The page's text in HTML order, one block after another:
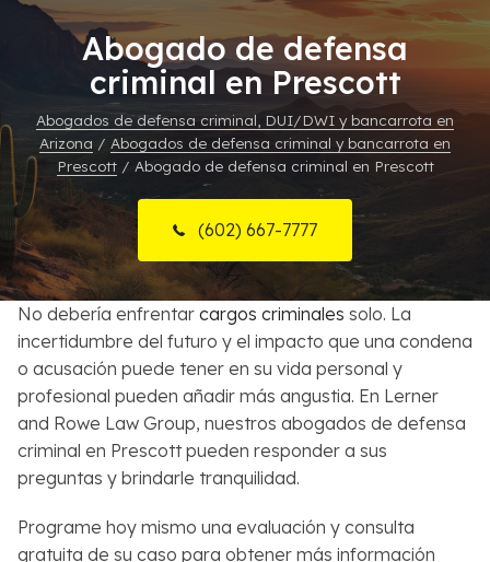
Delitos Graves
Bancarrota
Más Especialidades
Recursos
Sobre Nosotros
Contactos
English
Buscar
Abogado de defensa
criminal en Prescott
Abogados de defensa criminal, DUI/DWI y bancarrota en
Arizona / Abogados de defensa criminal y bancarrota en
Prescott/ Abogado de defensa criminal en Prescott
(602) 667-7777
No debería enfrentar cargos criminales solo. La
incertidumbre del futuro y el impacto que una condena
o acusación puede tener en su vida personal y
profesional pueden añadir más angustia. En Lerner
and Rowe Law Group, nuestros abogados de defensa
criminal en Prescott pueden responder a sus
preguntas y brindarle tranquilidad.
Programe hoy mismo una evaluación y consulta
gratuita de su caso para obtener más información